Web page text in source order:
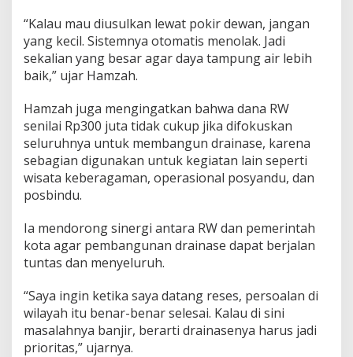
“Kalau mau diusulkan lewat pokir dewan, jangan
yang kecil. Sistemnya otomatis menolak. Jadi
sekalian yang besar agar daya tampung air lebih
baik,” ujar Hamzah.
Hamzah juga mengingatkan bahwa dana RW
senilai Rp300 juta tidak cukup jika difokuskan
seluruhnya untuk membangun drainase, karena
sebagian digunakan untuk kegiatan lain seperti
wisata keberagaman, operasional posyandu, dan
posbindu.
Ia mendorong sinergi antara RW dan pemerintah
kota agar pembangunan drainase dapat berjalan
tuntas dan menyeluruh.
“Saya ingin ketika saya datang reses, persoalan di
wilayah itu benar-benar selesai. Kalau di sini
masalahnya banjir, berarti drainasenya harus jadi
prioritas,” ujarnya.